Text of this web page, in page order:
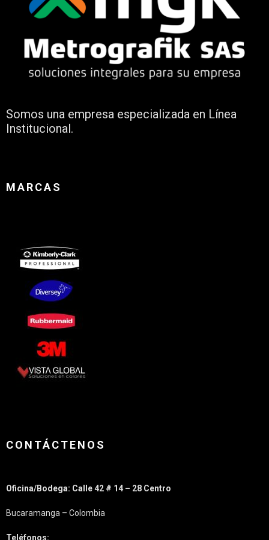
Somos una empresa especializada en Línea
Institucional.
MARCAS
CONTÁCTENOS
Oficina/Bodega: Calle 42 # 14 – 28 Centro
Bucaramanga – Colombia
Teléfonos: